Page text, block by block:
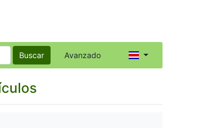
Buscar Avanzado